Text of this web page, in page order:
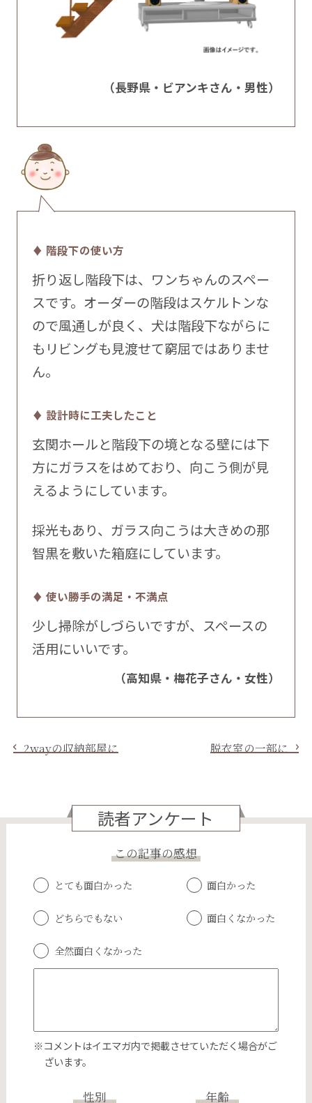
（長野県・ビアンキさん・男性）
♦ 階段下の使い方
折り返し階段下は、ワンちゃんのスペー
スです。オーダーの階段はスケルトンな
ので風通しが良く、犬は階段下ながらに
もリビングも見渡せて窮屈ではありませ
ん。
♦ 設計時に工夫したこと
玄関ホールと階段下の境となる壁には下
方にガラスをはめており、向こう側が見
えるようにしています。
採光もあり、ガラス向こうは大きめの那
智黒を敷いた箱庭にしています。
♦ 使い勝手の満足・不満点
少し掃除がしづらいですが、スペースの
活用にいいです。
（高知県・梅花子さん・女性）
2wayの収納部屋に 脱衣室の一部に
読者アンケート
この記事の感想
とても面白かった 面白かった
どちらでもない 面白くなかった
全然面白くなかった
※コメントはイエマガ内で掲載させていただく場合がご
ざいます。
性別 年齢